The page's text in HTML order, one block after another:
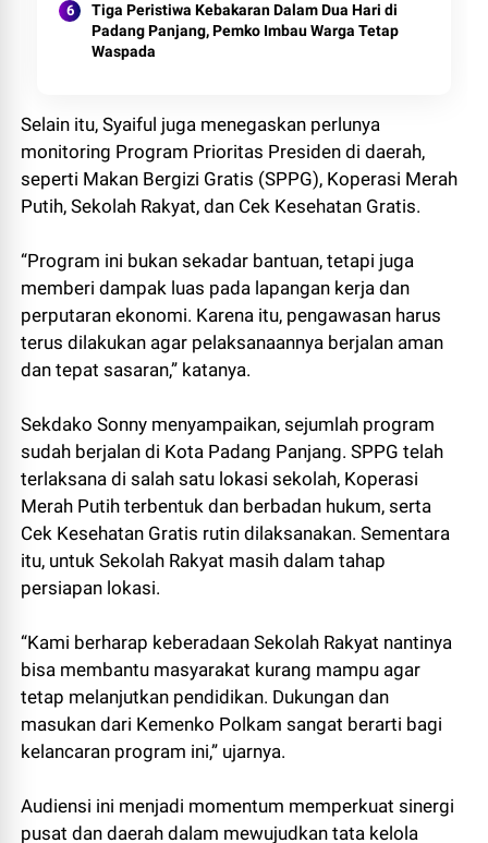
Tiga Peristiwa Kebakaran Dalam Dua Hari di
Padang Panjang, Pemko Imbau Warga Tetap
Waspada
Selain itu, Syaiful juga menegaskan perlunya
monitoring Program Prioritas Presiden di daerah,
seperti Makan Bergizi Gratis (SPPG), Koperasi Merah
Putih, Sekolah Rakyat, dan Cek Kesehatan Gratis.
“Program ini bukan sekadar bantuan, tetapi juga
memberi dampak luas pada lapangan kerja dan
perputaran ekonomi. Karena itu, pengawasan harus
terus dilakukan agar pelaksanaannya berjalan aman
dan tepat sasaran,” katanya.
Sekdako Sonny menyampaikan, sejumlah program
sudah berjalan di Kota Padang Panjang. SPPG telah
terlaksana di salah satu lokasi sekolah, Koperasi
Merah Putih terbentuk dan berbadan hukum, serta
Cek Kesehatan Gratis rutin dilaksanakan. Sementara
itu, untuk Sekolah Rakyat masih dalam tahap
persiapan lokasi.
“Kami berharap keberadaan Sekolah Rakyat nantinya
bisa membantu masyarakat kurang mampu agar
tetap melanjutkan pendidikan. Dukungan dan
masukan dari Kemenko Polkam sangat berarti bagi
kelancaran program ini,” ujarnya.
Audiensi ini menjadi momentum memperkuat sinergi
pusat dan daerah dalam mewujudkan tata kelola